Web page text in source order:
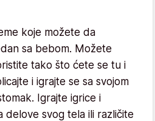
koje možete da
sa bebom. Možete
tako što ćete se tu i
i igrajte se sa svojom
Igrajte igrice i
delove svog tela ili različite